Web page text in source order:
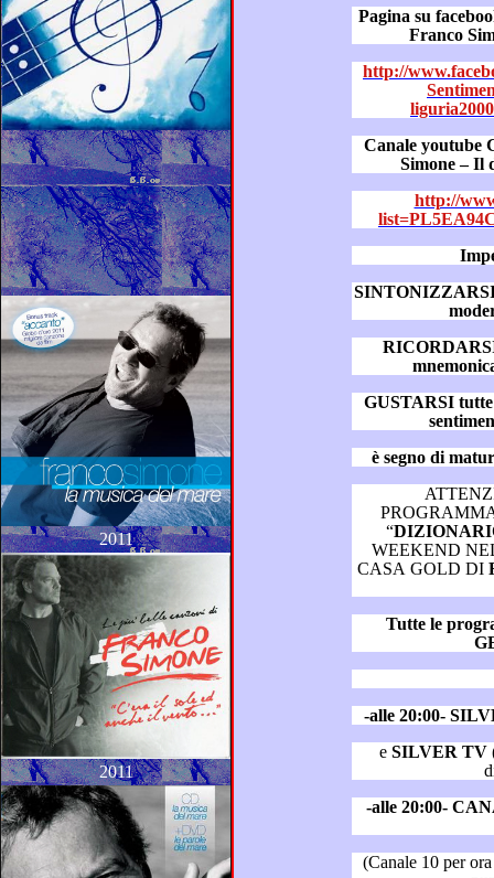
2011
2011
Pagina su facebook
http://
Canale youtube
http://
SINTONIZZARSI è
RICORDARSI
GUSTARSI tutte le
PROGRAMMAZIONI
“
WEEKEND NEL SALOTTO
CASA GOLD DI
Tutte le
-alle 20:00-
e SILVER TV
-alle 20:00-
(Canale 10 per ora trasmette